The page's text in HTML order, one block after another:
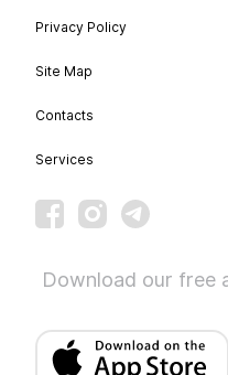
Privacy Policy
Site Map
Contacts
Services
Download our free